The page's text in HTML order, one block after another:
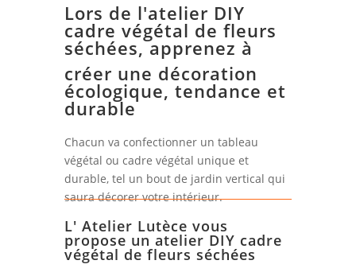
Lors de l'atelier DIY
cadre végétal de fleurs
séchées, apprenez à
créer une décoration
écologique, tendance et
durable
Chacun va confectionner un tableau
végétal ou cadre végétal unique et
durable, tel un bout de jardin vertical qui
saura décorer votre intérieur.
L' Atelier Lutèce vous
propose un atelier DIY cadre
végétal de fleurs séchées